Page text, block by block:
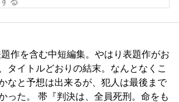
作を含む中短編集。やはり表題作がお
タイトルどおりの結末。なんとなくこ
なと予想は出来るが、犯人は最後まで
った。 帯『判決は、全員死刑。命をも